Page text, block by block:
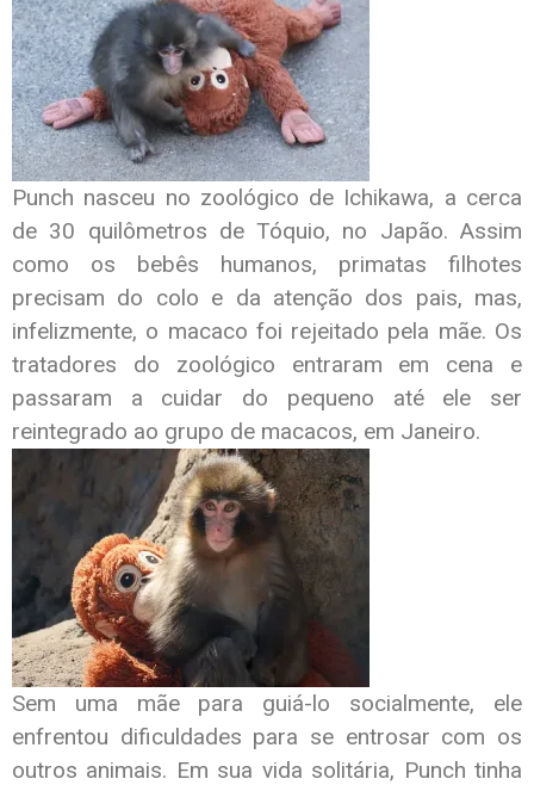
Punch nasceu no zoológico de Ichikawa, a cerca
de 30 quilômetros de Tóquio, no Japão. Assim
como os bebês humanos, primatas filhotes
precisam do colo e da atenção dos pais, mas,
infelizmente, o macaco foi rejeitado pela mãe. Os
tratadores do zoológico entraram em cena e
passaram a cuidar do pequeno até ele ser
reintegrado ao grupo de macacos, em Janeiro.
Sem uma mãe para guiá-lo socialmente, ele
enfrentou dificuldades para se entrosar com os
outros animais. Em sua vida solitária, Punch tinha